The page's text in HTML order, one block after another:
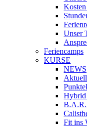
Unser
Feriencamps
KURSE
NEWS
Hybrid
Fit ins